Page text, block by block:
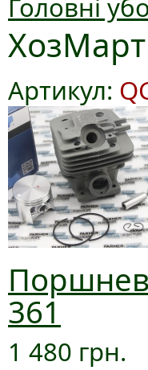
Головні
Артикул:
361
1 480 грн.